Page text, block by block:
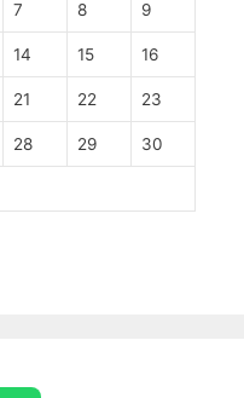
7 8 9
14 15 16
21 22 23
28 29 30